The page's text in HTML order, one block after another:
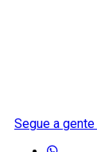
Segue a